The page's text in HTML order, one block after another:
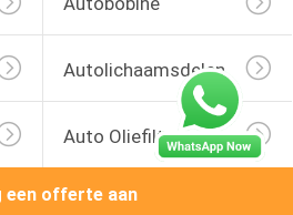
Autolichaamsdelen
Auto Oliefilters
een offerte aan